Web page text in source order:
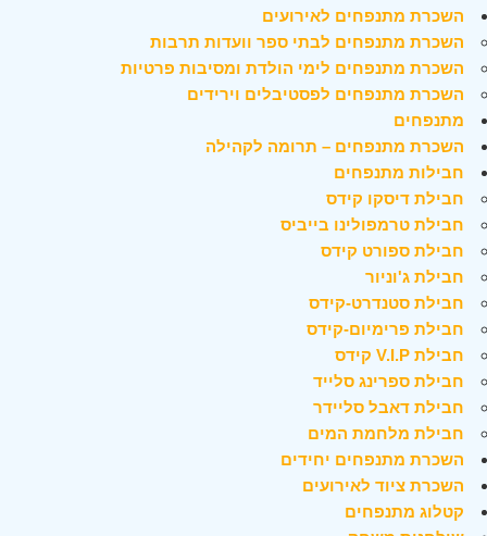
השכרת מתנפחים לאירועים
השכרת מתנפחים לבתי ספר וועדות תרבות
השכרת מתנפחים לימי הולדת ומסיבות פרטיות
השכרת מתנפחים לפסטיבלים וירידים
מתנפחים
השכרת מתנפחים – תרומה לקהילה
חבילות מתנפחים
חבילת דיסקו קידס
חבילת טרמפולינו בייביס
חבילת ספורט קידס
חבילת ג'וניור
חבילת סטנדרט-קידס
חבילת פרימיום-קידס
חבילת V.I.P קידס
חבילת ספרינג סלייד
חבילת דאבל סליידר
חבילת מלחמת המים
השכרת מתנפחים יחידים
השכרת ציוד לאירועים
קטלוג מתנפחים